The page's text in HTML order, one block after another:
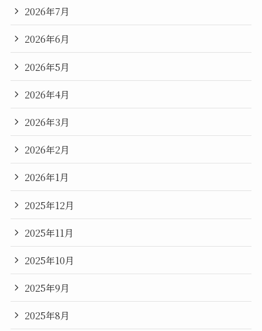
2026年7月
2026年6月
2026年5月
2026年4月
2026年3月
2026年2月
2026年1月
2025年12月
2025年11月
2025年10月
2025年9月
2025年8月